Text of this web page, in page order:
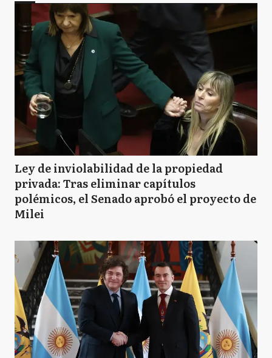
Ley de inviolabilidad de la propiedad
privada: Tras eliminar capítulos
polémicos, el Senado aprobó el proyecto de
Milei